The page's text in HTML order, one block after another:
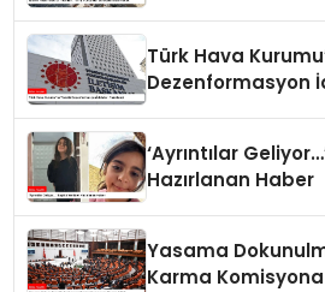
Türk Hava
Dezenformasyon
‘Ayrıntılar
Hazırlanan Haber
Yasama
Karma